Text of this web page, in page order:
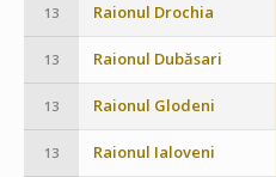
13 Raionul Drochia
13 Raionul Dubăsari
13 Raionul Glodeni
13 Raionul Ialoveni